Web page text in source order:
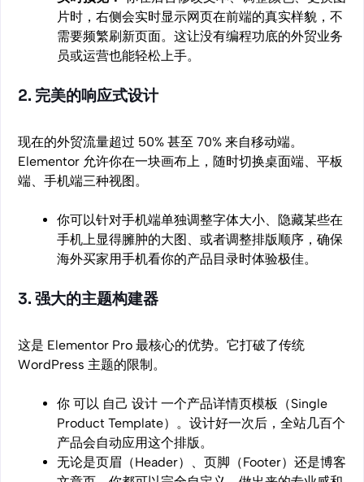
片时，右侧会实时显示网页在前端的真实样貌，不
需要频繁刷新页面。这让没有编程功底的外贸业务
员或运营也能轻松上手。
2. 完美的响应式设计
现在的外贸流量超过 50% 甚至 70% 来自移动端。
Elementor 允许你在一块画布上，随时切换桌面端、平板
端、手机端三种视图。
你可以针对手机端单独调整字体大小、隐藏某些在
手机上显得臃肿的大图、或者调整排版顺序，确保
海外买家用手机看你的产品目录时体验极佳。
3. 强大的主题构建器
这是 Elementor Pro 最核心的优势。它打破了传统
WordPress 主题的限制。
你 可以 自己 设计 一个产品详情页模板（Single
Product Template）。设计好一次后，全站几百个
产品会自动应用这个排版。
无论是页眉（Header）、页脚（Footer）还是博客